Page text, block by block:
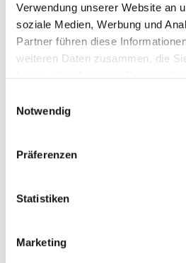
Verwendung unserer Website an
soziale Medien, Werbung und
Partner führen diese
weiteren Daten zusammen, die
Cookies, wenn Sie unsere
Notwendig
Präferenzen
Statistiken
Marketing
Aus- und Weiterbildungsmedien
steffen.krauth@nws-mb.de